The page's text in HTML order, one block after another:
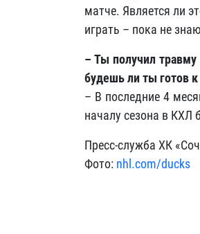
матче. Является ли
играть – пока не
– Ты получил травму
будешь ли ты готов к
– В последние 4
началу сезона в КХЛ
Пресс-служба ХК
Фото: nhl.com/ducks